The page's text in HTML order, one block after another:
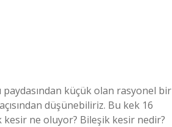
küçük olan rasyonel bir
düşünebiliriz. Bu kek 16
kesir ne oluyor? Bileşik kesir nedir?